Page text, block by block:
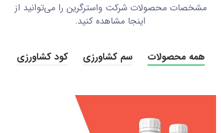
مشخصات محصولات شرکت واسترگرین را می‌توانید از
اینجا مشاهده کنید.
همه محصولات سم کشاورزی کود کشاورزی